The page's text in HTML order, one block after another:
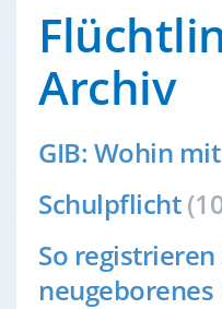
Archiv
GIB: Wohin
Schulpflicht
So registrieren
neugeborenes